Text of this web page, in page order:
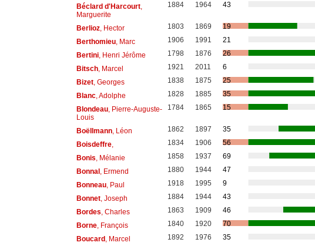
Béclard d'Harcourt,
Marguerite
1884 1964 43
Berlioz, Hector 1803 1869
19
Berthomieu, Marc 1906 1991
21
Bertini, Henri Jérôme 1798 1876
26
Bitsch, Marcel 1921 2011
6
Bizet, Georges 1838 1875
25
Blanc, Adolphe 1828 1885
35
Blondeau, Pierre-Auguste-
Louis
1784 1865 15
Boëllmann, Léon 1862 1897
35
Boisdeffre, 1834 1906
56
Bonis , Mélanie 1858 1937
69
Bonnal, Ermend 1880 1944
47
Bonneau, Paul 1918 1995
9
Bonnet, Joseph 1884 1944
43
Bordes , Charles 1863 1909
46
Borne, François 1840 1920
70
Boucard, Marcel 1892 1976
35